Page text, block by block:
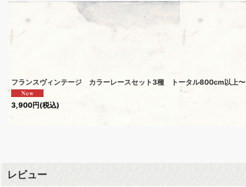
フランスヴィンテージ カラーレースセット3種 トータル800cm以上〜
3,900円(税込)
レビュー